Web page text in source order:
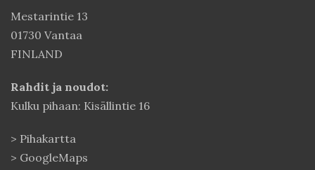
Mestarintie 13
01730 Vantaa
FINLAND
Rahdit ja noudot:
Kulku pihaan: Kisällintie 16
> Pihakartta
> GoogleMaps